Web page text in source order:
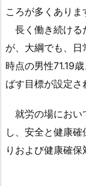
標
1.
3.
健
康
齢
の
延
ころが多くありま
長く働き続ける
が、大綱でも、
時点の男性71.19
ばす目標が設定さ
就労の場におい
し、安全と健康
りおよび健康確保